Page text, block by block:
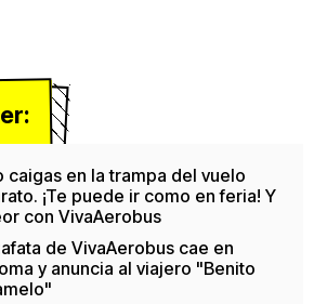
caigas en la trampa del vuelo
¡Te puede ir como en feria! Y
con VivaAerobus
de VivaAerobus cae en
y anuncia al viajero "Benito